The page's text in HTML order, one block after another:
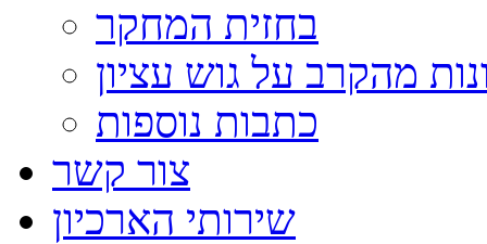
בחזית המחקר
מהקרב על גוש עציון
כתבות נוספות
צור קשר
שירותי הארכיון